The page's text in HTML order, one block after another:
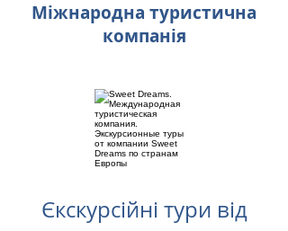
Міжнародна туристична
компанія
Єкскурсійні тури від